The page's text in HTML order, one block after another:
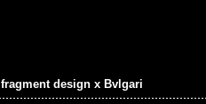
fragment design x Bvlgari